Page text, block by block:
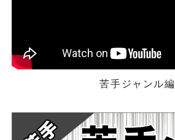
苦手ジャンル編